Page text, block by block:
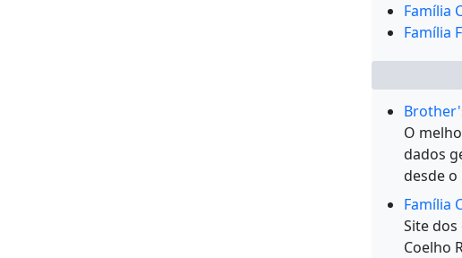
Família
Família
O
dados
desde
Família
Site
Coelho